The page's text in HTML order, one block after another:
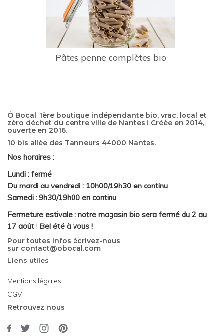
Pâtes penne complètes bio
Ô Bocal, 1ère boutique indépendante bio, vrac, local et
zéro déchet du centre ville de Nantes ! Créée en 2014,
ouverte en 2016.
10 bis allée des Tanneurs 44000 Nantes.
Nos horaires :
Lundi : fermé
Du mardi au vendredi : 10h00/19h30 en continu
Samedi : 9h30/19h00 en continu
Fermeture estivale : notre magasin bio sera fermé du 2 au
17 août ! Bel été à vous !
Pour toutes infos écrivez-nous
sur contact@obocal.com
Liens utiles
Mentions légales
CGV
Retrouvez nous